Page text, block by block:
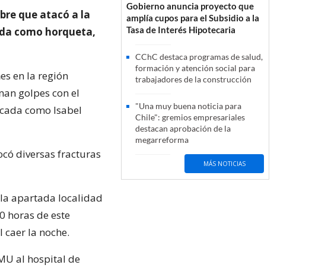
que atacó a la
como horqueta,
en la región
golpes con el
como Isabel
diversas fracturas
apartada localidad
horas de este
la noche.
al hospital de
Gobierno anuncia proyecto que
amplía cupos para el Subsidio a la
Tasa de Interés Hipotecaria
CChC destaca programas de salud,
formación y atención social para
trabajadores de la construcción
"Una muy buena noticia para
Chile": gremios empresariales
destacan aprobación de la
megarreforma
MÁS NOTICIAS